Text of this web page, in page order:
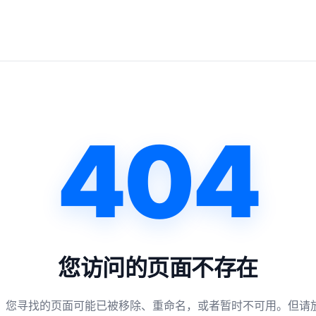
404
您访问的页面不存在
您寻找的页面可能已被移除、重命名，或者暂时不可用。但请